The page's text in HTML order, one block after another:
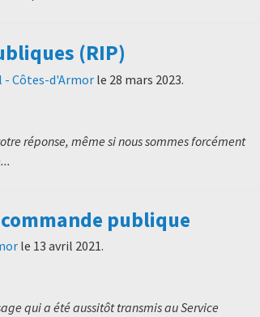
(RIP)
Côtes-d'Armorle 28 mars 2023.
réponse, même si nous sommes forcément
publique
le 13 avril 2021.
qui a été aussitôt transmis au Service